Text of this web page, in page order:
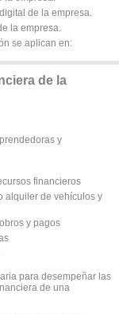
de la empresa.
la empresa.
se aplican en:
de la
y
financieros
alquiler de vehículos y
y pagos
para desempeñar las
de una